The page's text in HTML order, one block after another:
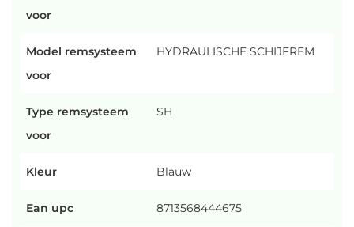
voor
Model remsysteem
voor
HYDRAULISCHE SCHIJFREM
Type remsysteem
voor
SH
Kleur Blauw
Ean upc 8713568444675